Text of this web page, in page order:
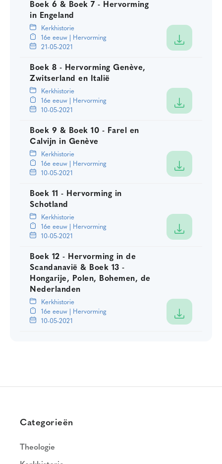
Boek 6 & Boek 7 - Hervorming
in Engeland
Kerkhistorie
16e eeuw | Hervorming
21-05-2021
Boek 8 - Hervorming Genève,
Zwitserland en Italië
Kerkhistorie
16e eeuw | Hervorming
10-05-2021
Boek 9 & Boek 10 - Farel en
Calvijn in Genève
Kerkhistorie
16e eeuw | Hervorming
10-05-2021
Boek 11 - Hervorming in
Schotland
Kerkhistorie
16e eeuw | Hervorming
10-05-2021
Boek 12 - Hervorming in de
Scandanavië & Boek 13 -
Hongarije, Polen, Bohemen, de
Nederlanden
Kerkhistorie
16e eeuw | Hervorming
10-05-2021
Categorieën
Theologie